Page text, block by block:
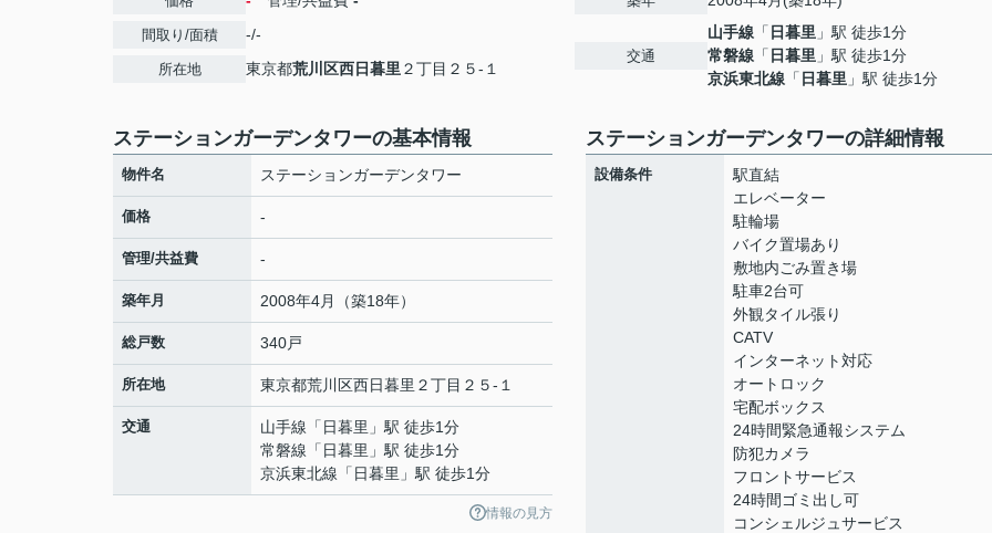
間取り/面積 -/-
所在地 東京都荒川区西日暮里 ２丁目２５-１
交通
山手線 「 日暮里 」駅 徒歩1分
常磐線 「 日暮里 」駅 徒歩1分
京浜東北線 「 日暮里 」駅 徒歩1分
ステーションガーデンタワーの基本情報
物件名 ステーションガーデンタワー
価格 -
管理/共益費 -
築年月 2008年4月（築18年）
総戸数 340戸
所在地 東京都荒川区西日暮里 ２丁目２５-１
交通 山手線 「 日暮里 」駅 徒歩1分
常磐線 「 日暮里 」駅 徒歩1分
京浜東北線 「 日暮里 」駅 徒歩1分
情報の見方
ステーションガーデンタワーの詳細情報
設備条件
駅直結
エレベーター
駐輪場
バイク置場あり
敷地内ごみ置き場
駐車2台可
外観タイル張り
CATV
インターネット対応
オートロック
宅配ボックス
24時間緊急通報システム
防犯カメラ
フロントサービス
24時間ゴミ出し可
コンシェルジュサービス